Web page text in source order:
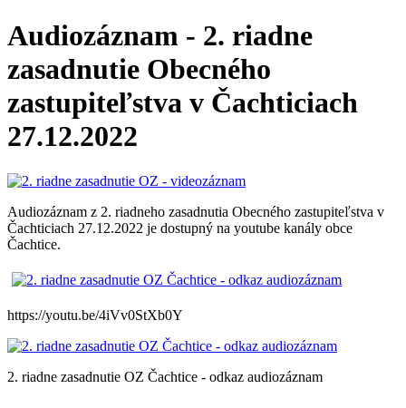
Audiozáznam - 2. riadne
zasadnutie Obecného
zastupiteľstva v Čachticiach
27.12.2022
Audiozáznam z 2. riadneho zasadnutia Obecného zastupiteľstva v
Čachticiach 27.12.2022 je dostupný na youtube kanály obce
Čachtice.
https://youtu.be/4iVv0StXb0Y
2. riadne zasadnutie OZ Čachtice - odkaz audiozáznam